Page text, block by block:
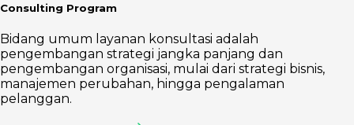
Consulting Program
Bidang umum layanan konsultasi adalah
pengembangan strategi jangka panjang dan
pengembangan organisasi, mulai dari strategi bisnis,
manajemen perubahan, hingga pengalaman
pelanggan.